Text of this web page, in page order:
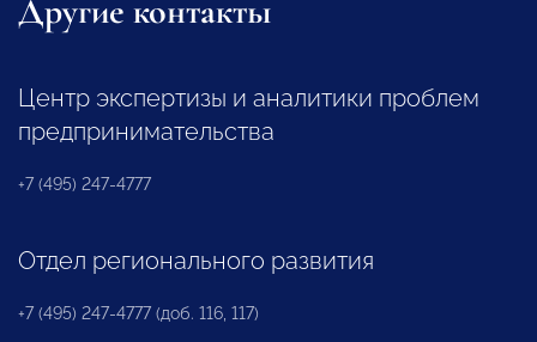
Другие контакты
Центр экспертизы и аналитики проблем
предпринимательства
+7 (495) 247-4777
Отдел регионального развития
+7 (495) 247-4777 (доб. 116, 117)